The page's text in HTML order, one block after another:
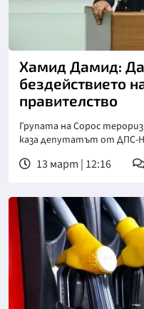
Хамид Дамид:
бездействието
правителство
Групата на Сорос
каза депутатът от ДПС-
13 март | 12:16